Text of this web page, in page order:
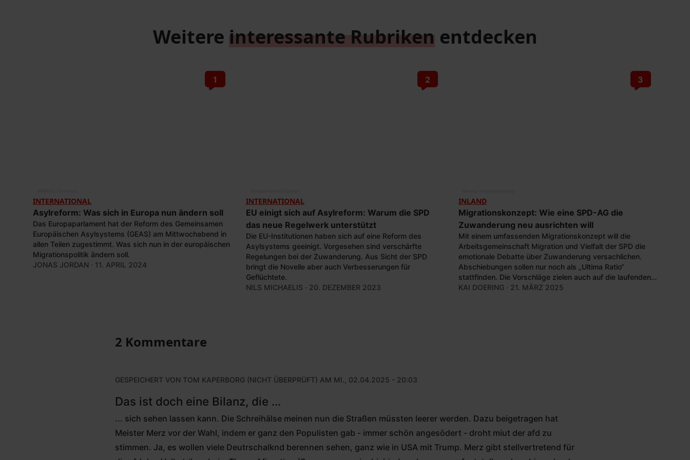
Weitere interessante Rubriken entdecken
1
INTERNATIONAL
Asylreform: Was sich in Europa nun ändern soll
Das Europaparlament hat der Reform des Gemeinsamen
Europäischen Asylsystems (GEAS) am Mittwochabend in
allen Teilen zugestimmt. Was sich nun in der europäischen
Migrationspolitik ändern soll.
JONAS JORDAN · 11. APRIL 2024
2
INTERNATIONAL
EU einigt sich auf Asylreform: Warum die SPD
das neue Regelwerk unterstützt
Die EU-Institutionen haben sich auf eine Reform des
Asylsystems geeinigt. Vorgesehen sind verschärfte
Regelungen bei der Zuwanderung. Aus Sicht der SPD
bringt die Novelle aber auch Verbesserungen für
Geflüchtete.
NILS MICHAELIS · 20. DEZEMBER 2023
3
INLAND
Migrationskonzept: Wie eine SPD-AG die
Zuwanderung neu ausrichten will
Mit einem umfassenden Migrationskonzept will die
Arbeitsgemeinschaft Migration und Vielfalt der SPD die
emotionale Debatte über Zuwanderung versachlichen.
Abschiebungen sollen nur noch als „Ultima Ratio“
stattfinden. Die Vorschläge zielen auch auf die laufenden
Koalitionsverhandlungen.
KAI DOERING · 21. MÄRZ 2025
2 Kommentare
GESPEICHERT VON TOM KAPERBORG (NICHT ÜBERPRÜFT) AM MI., 02.04.2025 - 20:03
Das ist doch eine Bilanz, die ...
... sich sehen lassen kann. Die Schreihälse meinen nun die Straßen müssten leerer werden. Dazu beigetragen hat
Meister Merz vor der Wahl, indem er ganz den Populisten gab - immer schön angesödert - droht miut der afd zu
stimmen. Ja, es wollen viele Deutrschalknd berennen sehen, ganz wie in USA mit Trump. Merz gibt stellvertretend für